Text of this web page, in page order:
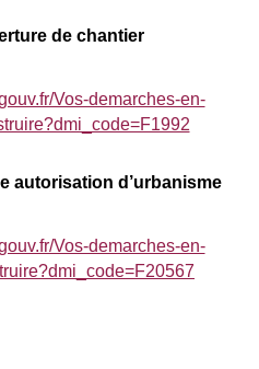
de chantier
Vos-demarches-en-
autorisation d’urbanisme
Vos-demarches-en-